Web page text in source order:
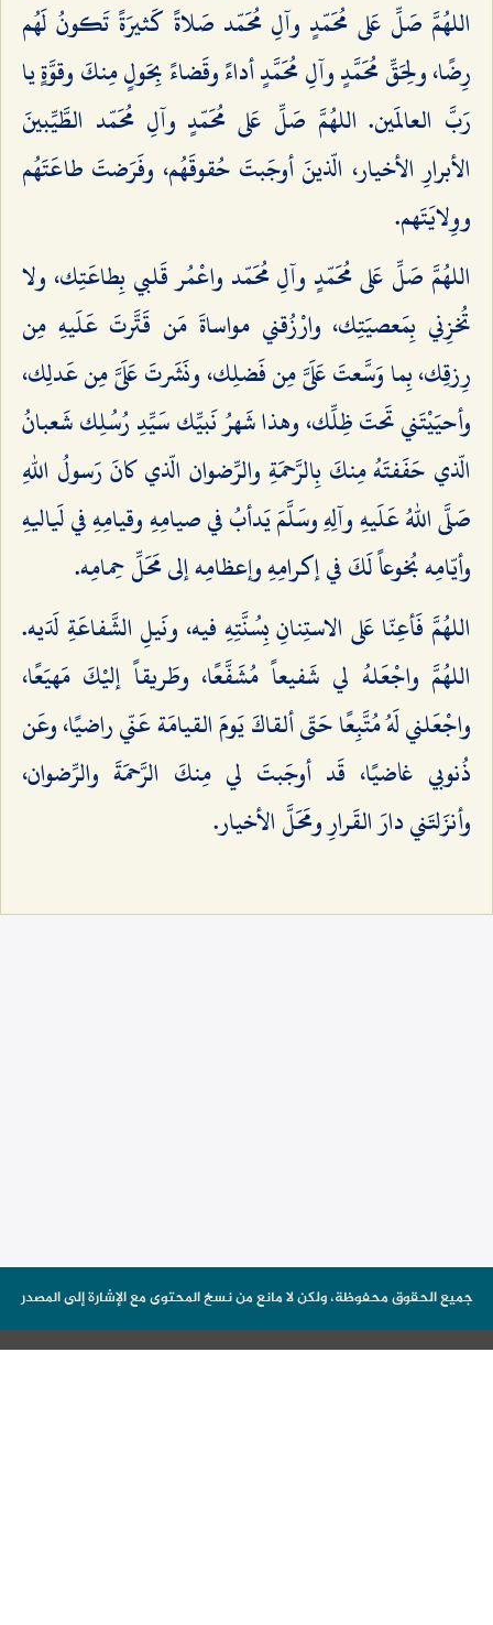
اللهُمَّ صَلِّ عَلى مُحَمّدٍ وآلِ مُحَمّد صَلاةً كَثيرَةً تَكونُ لَهُم
رِضًا، ولِحَقِّ مُحَمَّدٍ وآلِ مُحَمَّدٍ أداءً وقَضاءً بِحَولٍ مِنكَ وقوَّةٍ يا
رَبَّ العالَمين. اللهُمَّ صَلِّ عَلى مُحَمّدٍ وآلِ مُحَمّد الطَّيِّبينَ
الأبرارِ الأخيار، الّذينَ أوجَبتَ حُقوقَهُم، وفَرَضتَ طاعَتَهُم
ووِلايَتَهم.
اللهُمَّ صَلِّ عَلى مُحَمّدٍ وآلِ مُحَمّد واعْمُر قَلبي بِطاعَتِك، ولا
تُخزِني بِمَعصيَتِك، وارْزُقني مواساةَ مَن قَتَّرتَ عَلَيهِ مِن
رِزقِك، بِما وَسَّعتَ عَلَىَّ مِن فَضلِك، ونَشَرتَ عَلَىَّ مِن عَدلِك،
وأحيَيْتَني تَحتَ ظِلِّك، وهذا شَهرُ نَبيِّك سَيِّدِ رُسُلِك شَعبانُ
الّذي حَفَفتَهُ مِنكَ بِالرَّحمَةِ والرِّضوان الّذي كانَ رَسولُ اللهِ
صَلَّى اللهُ عَلَيهِ وآلِهِ وسَلَّمَ يَدأبُ في صيامِهِ وقيامِهِ في لَياليهِ
وأيّامِه بُخوعاً لَكَ في إكرامِهِ وإعظامِه إلى مَحَلِّ حِمامِه.
اللهُمَّ فَأعِنّا عَلى الاستِنانِ بِسُنَّتِهِ فيه، ونَيلِ الشَّفاعَةِ لَدَيه.
اللهُمَّ واجْعَلهُ لي شَفيعاً مُشَفَّعًا، وطَريقاً إليْكَ مَهيَعًا،
واجْعَلني لَهُ مُتَّبِعًا حَتّى ألقاكَ يَومَ القيامَة عَنّي راضيًا، وعَن
ذُنوبي غاضيًا، قَد أوجَبتَ لي مِنكَ الرَّحمَةَ والرِّضوان،
وأنزَلتَني دارَ القَرارِ ومَحَلَّ الأخيار.
جميع الحقوق محفوظة، ولكن لا مانع من نسخ المحتوى مع الإشارة إلى المصدر